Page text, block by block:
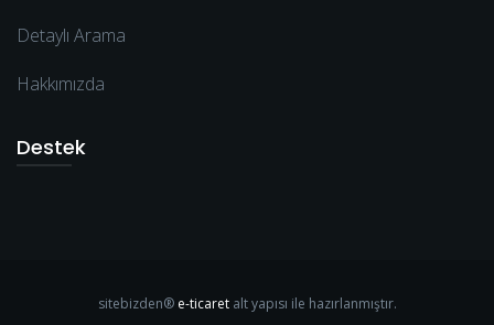
Detaylı Arama
Hakkımızda
Destek
sitebizden® e-ticaretalt yapısı ile hazırlanmıştır.